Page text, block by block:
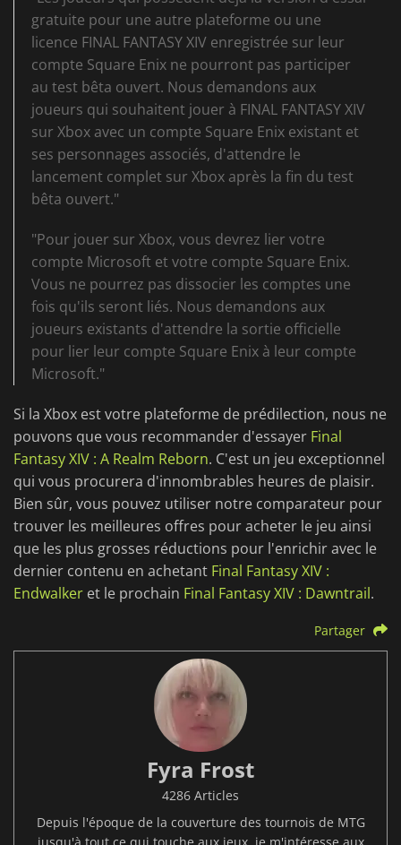
gratuite pour une autre plateforme ou une
licence FINAL FANTASY XIV enregistrée sur leur
compte Square Enix ne pourront pas participer
au test bêta ouvert. Nous demandons aux
joueurs qui souhaitent jouer à FINAL FANTASY XIV
sur Xbox avec un compte Square Enix existant et
ses personnages associés, d'attendre le
lancement complet sur Xbox après la fin du test
bêta ouvert."
"Pour jouer sur Xbox, vous devrez lier votre
compte Microsoft et votre compte Square Enix.
Vous ne pourrez pas dissocier les comptes une
fois qu'ils seront liés. Nous demandons aux
joueurs existants d'attendre la sortie officielle
pour lier leur compte Square Enix à leur compte
Microsoft."
Si la Xbox est votre plateforme de prédilection, nous ne
pouvons que vous recommander d'essayer Final
Fantasy XIV : A Realm Reborn. C'est un jeu exceptionnel
qui vous procurera d'innombrables heures de plaisir.
Bien sûr, vous pouvez utiliser notre comparateur pour
trouver les meilleures offres pour acheter le jeu ainsi
que les plus grosses réductions pour l'enrichir avec le
dernier contenu en achetant Final Fantasy XIV :
Endwalker et le prochain Final Fantasy XIV : Dawntrail.
Partager
Fyra Frost
4286 Articles
Depuis l'époque de la couverture des tournois de MTG